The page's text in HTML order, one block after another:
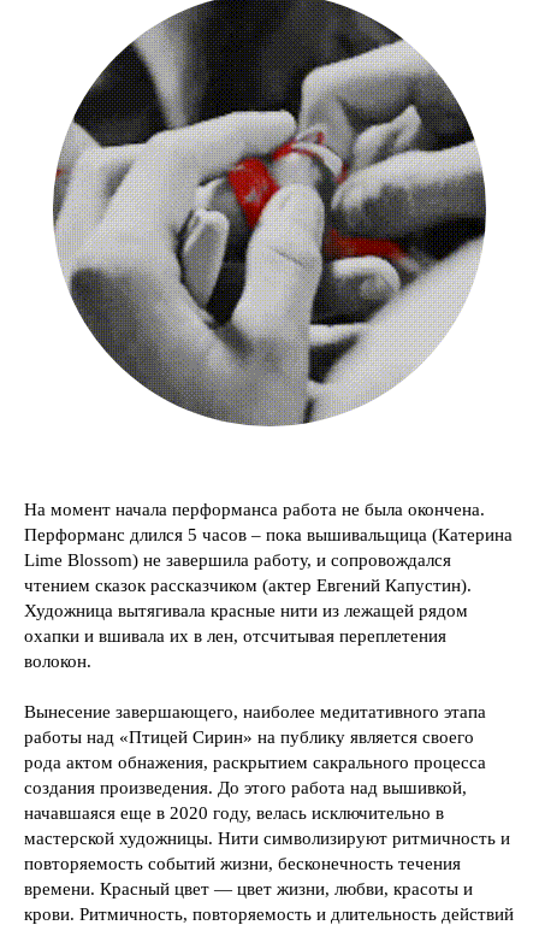
На момент начала перформанса работа не была окончена.
Перформанс длился 5 часов – пока вышивальщица (Катерина
Lime Blossom) не завершила работу, и сопровождался
чтением сказок рассказчиком (актер Евгений Капустин).
Художница вытягивала красные нити из лежащей рядом
охапки и вшивала их в лен, отсчитывая переплетения
волокон.
Вынесение завершающего, наиболее медитативного этапа
работы над «Птицей Сирин» на публику является своего
рода актом обнажения, раскрытием сакрального процесса
создания произведения. До этого работа над вышивкой,
начавшаяся еще в 2020 году, велась исключительно в
мастерской художницы. Нити символизируют ритмичность и
повторяемость событий жизни, бесконечность течения
времени. Красный цвет — цвет жизни, любви, красоты и
крови. Ритмичность, повторяемость и длительность действий